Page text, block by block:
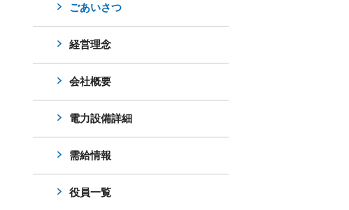
ごあいさつ
経営理念
会社概要
電力設備詳細
需給情報
役員一覧